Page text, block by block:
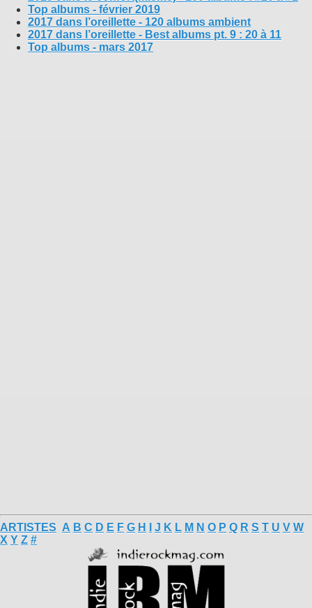
Top albums - février 2019
2017 dans l’oreillette - 120 albums ambient
2017 dans l’oreillette - Best albums pt. 9 : 20 à 11
Top albums - mars 2017
ARTISTES A B C D E F G H J K L M N O P Q R S T U V W
X Y Z #